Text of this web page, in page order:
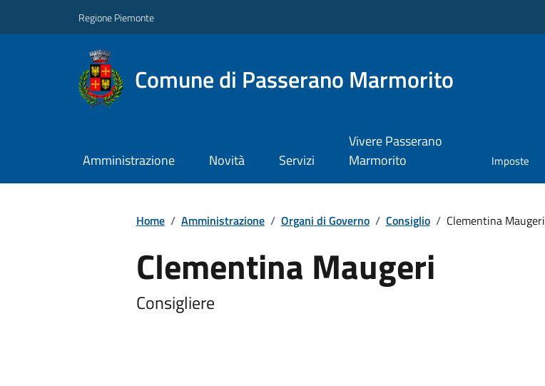
Regione Piemonte
Comune di Passerano Marmorito
Amministrazione Novità Servizi
Vivere Passerano
Marmorito
Imposte
Home / Amministrazione / Organi di Governo / Consiglio / Clementina Maugeri
Clementina Maugeri
Consigliere